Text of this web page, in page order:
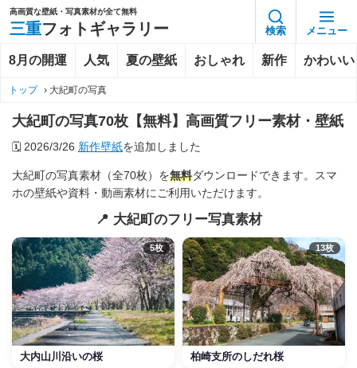
高画質な壁紙・写真素材が全て無料
三重フォトギャラリー 検索 メニュー
8月の開運 人気 夏の壁紙 おしゃれ 新作 かわいい
トップ › 大紀町の写真
大紀町の写真70枚【無料】高画質フリー素材・壁紙
🗓️ 2026/3/26 新作壁紙を追加しました
大紀町の写真素材（全70枚）を無料ダウンロードできます。スマ
ホの壁紙や資料・動画素材にご利用いただけます。
📍 大紀町のフリー写真素材
5枚
大内山川沿いの桜
13枚
柏崎支所のしだれ桜